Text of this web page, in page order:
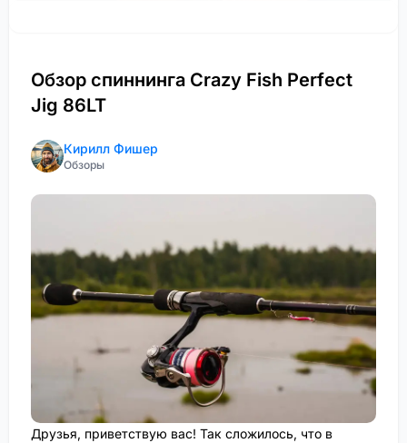
Обзор спиннинга Crazy Fish Perfect
Jig 86LT
Кирилл Фишер
Обзоры
Друзья, приветствую вас! Так сложилось, что в